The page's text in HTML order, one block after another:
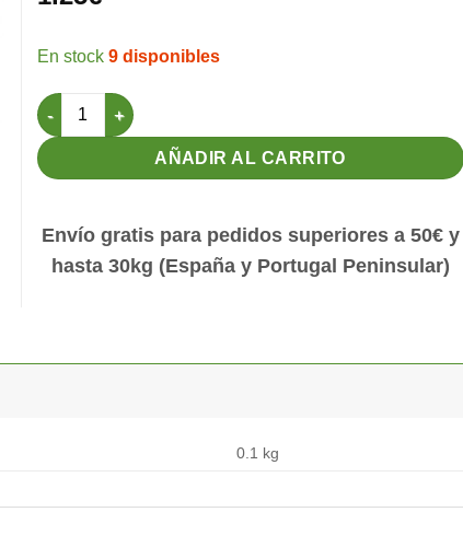
9 disponibles
Saltador de Madera con lija para jaula C2 cantidad
AÑADIR AL CARRITO
Envío gratis para pedidos superiores a 50€ y
hasta 30kg (España y Portugal Peninsular)
0.1 kg